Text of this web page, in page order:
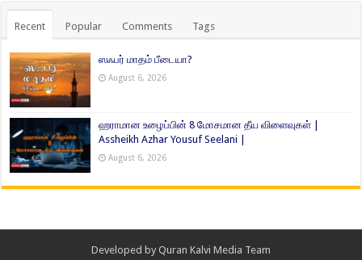
Recent Popular Comments Tags
ஸஃபர் மாதம் பீடையா?
August 6, 2026
ஹராமான உழைப்பின் 8 மோசமான தீய விளைவுகள் |
Assheikh Azhar Yousuf Seelani |
August 6, 2026
Developed by Quran Kalvi Media Team